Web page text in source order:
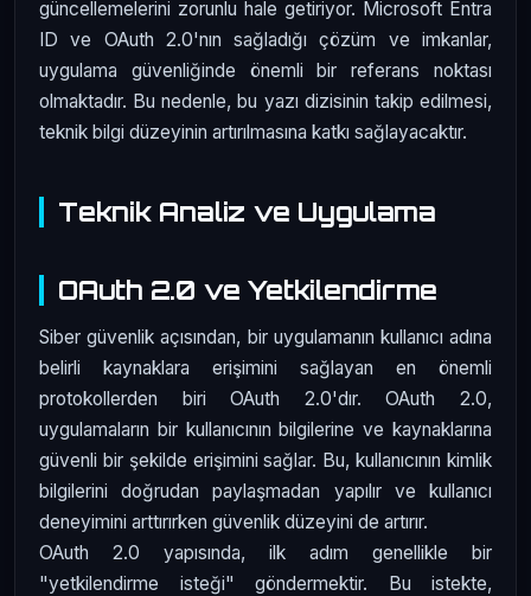
güncellemelerini zorunlu hale getiriyor. Microsoft Entra
ID ve OAuth 2.0'nın sağladığı çözüm ve imkanlar,
uygulama güvenliğinde önemli bir referans noktası
olmaktadır. Bu nedenle, bu yazı dizisinin takip edilmesi,
teknik bilgi düzeyinin artırılmasına katkı sağlayacaktır.
Teknik Analiz ve Uygulama
OAuth 2.0 ve Yetkilendirme
Siber güvenlik açısından, bir uygulamanın kullanıcı adına
belirli kaynaklara erişimini sağlayan en önemli
protokollerden biri OAuth 2.0'dır. OAuth 2.0,
uygulamaların bir kullanıcının bilgilerine ve kaynaklarına
güvenli bir şekilde erişimini sağlar. Bu, kullanıcının kimlik
bilgilerini doğrudan paylaşmadan yapılır ve kullanıcı
deneyimini arttırırken güvenlik düzeyini de artırır.
OAuth 2.0 yapısında, ilk adım genellikle bir
"yetkilendirme isteği" göndermektir. Bu istekte,